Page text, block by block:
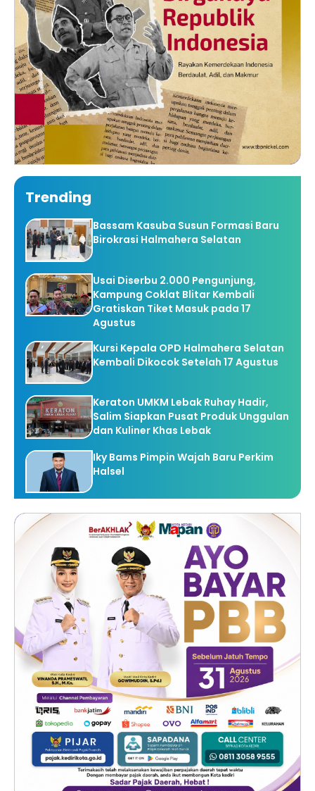
Trending
Bassam Kasuba Susun Formasi Baru
Birokrasi Halmahera Selatan
Usai Diserbu 2.000 Pengunjung,
Kampung Coklat Blitar Kembali
Gratiskan Tiket Masuk pada 17
Agustus
Kursi Kepala OPD Halmahera Selatan
Kembali Dikocok Setelah 17 Agustus
Keraton UMKM Lebak Ruhay Hadir,
Salim Siapkan Pusat Produk Unggulan
dan Kuliner Khas Lebak
Iky Bams Pimpin Wajah Baru Perkim
Halsel